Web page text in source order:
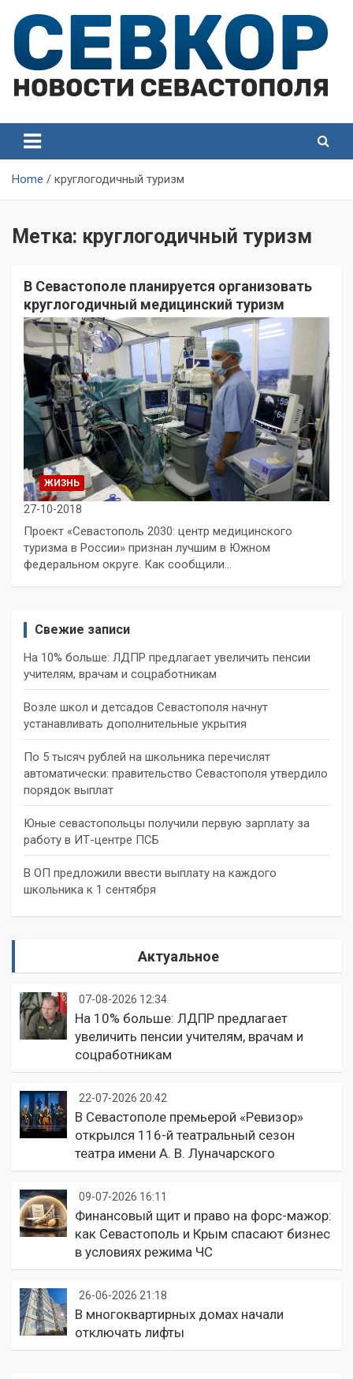
content
Севастополя
Севастополя
Home круглогодичный туризм
Метка: круглогодичный туризм
В Севастополе планируется организовать
круглогодичный медицинский туризм
ЖИЗНЬ
27-10-2018
Проект «Севастополь 2030: центр медицинского
туризма в России» признан лучшим в Южном
федеральном округе. Как сообщили…
Свежие записи
На 10% больше: ЛДПР предлагает увеличить пенсии
учителям, врачам и соцработникам
Возле школ и детсадов Севастополя начнут
устанавливать дополнительные укрытия
По 5 тысяч рублей на школьника перечислят
автоматически: правительство Севастополя утвердило
порядок выплат
Юные севастопольцы получили первую зарплату за
работу в ИТ-центре ПСБ
В ОП предложили ввести выплату на каждого
школьника к 1 сентября
Актуальное
07-08-2026 12:34
На 10% больше: ЛДПР предлагает
увеличить пенсии учителям, врачам и
соцработникам
22-07-2026 20:42
В Севастополе премьерой «Ревизор»
открылся 116-й театральный сезон
театра имени А. В. Луначарского
09-07-2026 16:11
Финансовый щит и право на форс-мажор:
как Севастополь и Крым спасают бизнес
в условиях режима ЧС
26-06-2026 21:18
В многоквартирных домах начали
отключать лифты